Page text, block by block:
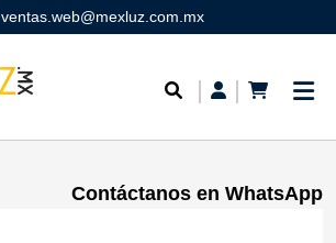
ventas.web@mexluz.com.mx
Contáctanos en WhatsApp